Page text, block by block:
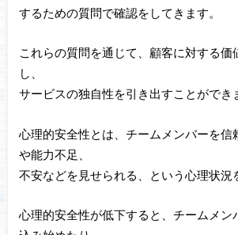
するための質問で確認をしてきます。
これらの質問を通じて、顧客に対する価
し、
サービスの独自性を引き出すことができ
心理的安全性とは、チームメンバーを信
や能力不足、
不安などを見せられる、という心理状況
心理的安全性が低下すると、チームメン